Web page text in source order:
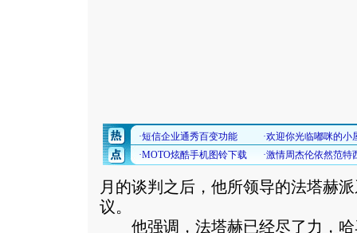
月的谈判之后，他所领导的法塔赫
议。
他强调，法塔赫已经尽了力，哈